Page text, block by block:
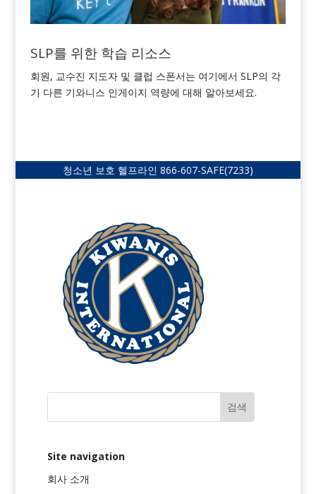
SLP를 위한 학습 리소스
회원, 교수진 지도자 및 클럽 스폰서는 여기에서 SLP의 각
기 다른 기와니스 인게이지 역량에 대해 알아보세요.
청소년 보호 헬프라인 866-607-SAFE(7233)
Site navigation
회사 소개